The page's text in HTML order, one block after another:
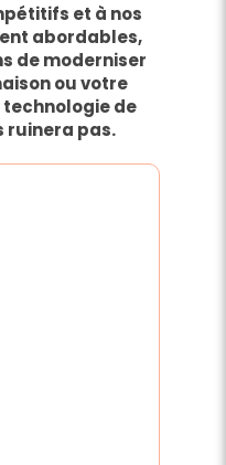
et à nos
abordables,
de moderniser
ou votre
de
ruinera pas.